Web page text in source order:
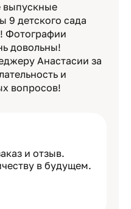
выпускные
9 детского сада
Фотографии
довольны!
Анастасии за
и
вопросов!
и отзыв.
в будущем.